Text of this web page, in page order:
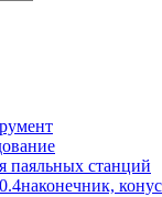
паяльных станций